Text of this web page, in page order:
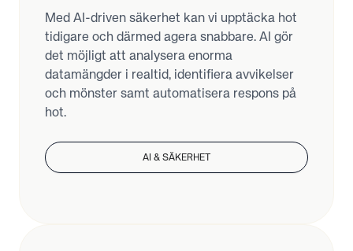
Med AI-driven säkerhet kan vi upptäcka hot
tidigare och därmed agera snabbare. AI gör
det möjligt att analysera enorma
datamängder i realtid, identifiera avvikelser
och mönster samt automatisera respons på
hot.
AI & SÄKERHET